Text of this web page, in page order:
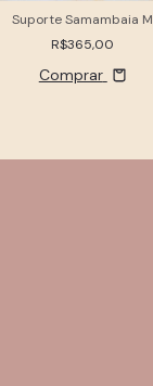
Suporte Samambaia M
R$365,00
Comprar